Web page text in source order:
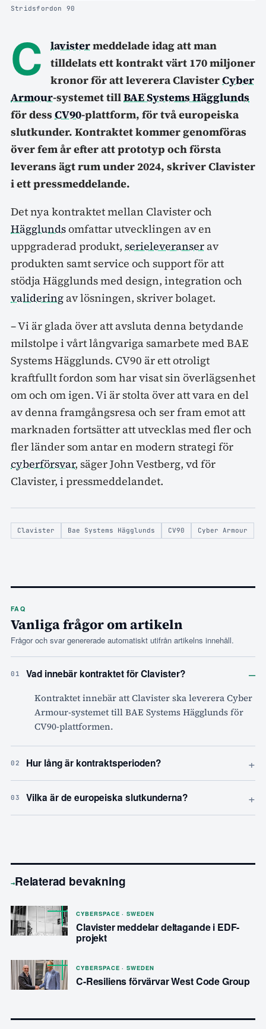
Stridsfordon 90
C lavistermeddelade idag att man
tilldelats ett kontrakt värt 170 miljoner
kronor för att leverera ClavisterCyber
Armour-systemet tillBAE Systems Hägglunds
för dessCV90-plattform, för två europeiska
slutkunder. Kontraktet kommer genomföras
över fem år efter att prototyp och första
leverans ägt rum under 2024, skriver Clavister
i ett pressmeddelande.
Det nya kontraktet mellan Clavister och
Hägglundsomfattar utvecklingen av en
uppgraderad produkt, serieleveranser av
produkten samt service och support för att
stödja Hägglunds med design, integration och
validering av lösningen, skriver bolaget.
– Vi är glada över att avsluta denna betydande
milstolpe i vårt långvariga samarbete med BAE
Systems Hägglunds. CV90 är ett otroligt
kraftfullt fordon som har visat sin överlägsenhet
om och om igen. Vi är stolta över att vara en del
av denna framgångsresa och ser fram emot att
marknaden fortsätter att utvecklas med fler och
fler länder som antar en modern strategi för
cyberförsvar, säger John Vestberg, vd för
Clavister, i pressmeddelandet.
Clavister Bae Systems Hägglunds CV90 Cyber Armour
FAQ
Vanliga frågor om artikeln
Frågor och svar genererade automatiskt utifrån artikelns innehåll.
01 Vad innebär kontraktet för Clavister? –
Kontraktet innebär att Clavister ska leverera Cyber
Armour-systemet till BAE Systems Hägglunds för
CV90-plattformen.
02 Hur lång är kontraktsperioden? +
03 Vilka är de europeiska slutkunderna? +
→Relaterad bevakning
CYBERSPACE · SWEDEN
Clavister meddelar deltagande i EDF-
projekt
CYBERSPACE · SWEDEN
C-Resiliens förvärvar West Code Group